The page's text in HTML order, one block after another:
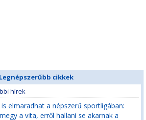
Legnépszerűbb cikkek
hírek
elmaradhat a népszerű sportligában:
a vita, erről hallani se akarnak a